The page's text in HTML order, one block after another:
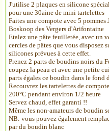
J'utilise 2 plaques en silicone
pour une 30aine de mini tartelettes
Faites une compote avec 5 pommes
Boskoop des Vergers d'Arifontaine
Etalez une pâte feuilletée, avec un
cercles de pâtes que vous disposez
silicones prévues à cette effet.
Prenez 2 parts de boudins noirs du
coupez la peau et avec une petite
parts égales ce boudin dans le fond
Recouvrez les tartelettes de
200°C pendant environ 1/2 heure
Servez chaud, effet garanti !!
Même les non-amateurs de boudin
NB: vous pouvez également
par du boudin blanc